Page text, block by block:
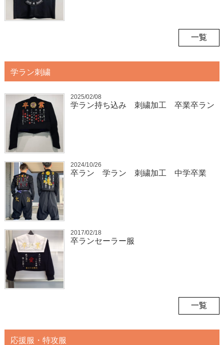
一覧
学ラン刺繍
2025/02/08
学ラン持ち込み 刺繍加工 卒業卒ラン
2024/10/26
卒ラン 学ラン 刺繍加工 中学卒業
2017/02/18
卒ランセーラー服
一覧
応援服・特攻服